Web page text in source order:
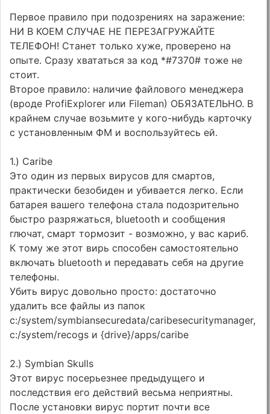
Первое правило при подозрениях на заражение:
НИ В КОЕМ СЛУЧАЕ НЕ ПЕРЕЗАГРУЖАЙТЕ
ТЕЛЕФОН! Станет только хуже, проверено на
опыте. Сразу хвататься за код *#7370# тоже не
стоит.
Второе правило: наличие файлового менеджера
(вроде ProfiExplorer или Fileman) ОБЯЗАТЕЛЬНО. В
крайнем случае возьмите у кого-нибудь карточку
с установленным ФМ и воспользуйтесь ей.
1.) Caribe
Это один из первых вирусов для смартов,
практически безобиден и убивается легко. Если
батарея вашего телефона стала подозрительно
быстро разряжаться, bluetooth и сообщения
глючат, смарт тормозит - возможно, у вас кариб.
К тому же этот вирь способен самостоятельно
включать bluetooth и передавать себя на другие
телефоны.
Убить вирус довольно просто: достаточно
удалить все файлы из папок
с:/system/symbiansecuredata/caribesecuritymanager,
c:/system/recogs и {drive}/apps/caribe
2.) Symbian Skulls
Этот вирус посерьезнее предыдущего и
последствия его действий весьма неприятны.
После установки вирус портит почти все